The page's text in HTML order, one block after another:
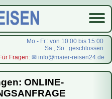
Mo.- Fr.: von 10:00 bis 15:00
Sa., So.: geschlossen
Für Fragen: ✉ info@maier-reisen24.de
ONLINE-